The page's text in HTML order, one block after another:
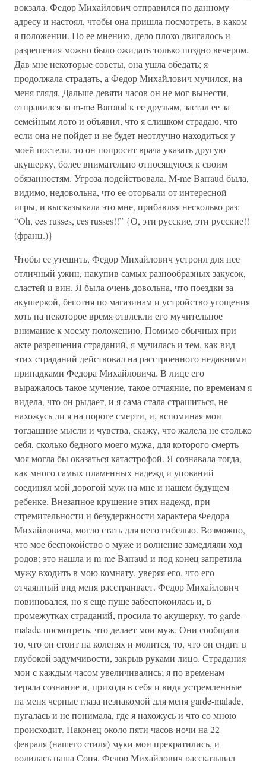
вокзала. Федор Михайлович отправился по данному
адресу и настоял, чтобы она пришла посмотреть, в каком
я положении. По ее мнению, дело плохо двигалось и
разрешения можно было ожидать только поздно вечером.
Дав мне некоторые советы, она ушла обедать; я
продолжала страдать, а Федор Михайлович мучился, на
меня глядя. Дальше девяти часов он не мог вынести,
отправился за m-me Barraud к ее друзьям, застал ее за
семейным лото и объявил, что я слишком страдаю, что
если она не пойдет и не будет неотлучно находиться у
моей постели, то он попросит врача указать другую
акушерку, более внимательно относящуюся к своим
обязанностям. Угроза подействовала. M-me Barraud была,
видимо, недовольна, что ее оторвали от интересной
игры, и высказывала это мне, прибавляя несколько раз:
“Oh, ces russes, ces russes!!” {О, эти русские, эти русские!!
(франц.)}
Чтобы ее утешить, Федор Михайлович устроил для нее
отличный ужин, накупив самых разнообразных закусок,
сластей и вин. Я была очень довольна, что поездки за
акушеркой, беготня по магазинам и устройство угощения
хоть на некоторое время отвлекли его мучительное
внимание к моему положению. Помимо обычных при
акте разрешения страданий, я мучилась и тем, как вид
этих страданий действовал на расстроенного недавними
припадками Федора Михайловича. В лице его
выражалось такое мучение, такое отчаяние, по временам я
видела, что он рыдает, и я сама стала страшиться, не
нахожусь ли я на пороге смерти, и, вспоминая мои
тогдашние мысли и чувства, скажу, что жалела не столько
себя, сколько бедного моего мужа, для которого смерть
моя могла бы оказаться катастрофой. Я сознавала тогда,
как много самых пламенных надежд и упований
соединял мой дорогой муж на мне и нашем будущем
ребенке. Внезапное крушение этих надежд, при
стремительности и безудержности характера Федора
Михайловича, могло стать для него гибелью. Возможно,
что мое беспокойство о муже и волнение замедляли ход
родов: это нашла и m-me Barraud и под конец запретила
мужу входить в мою комнату, уверяя его, что его
отчаянный вид меня расстраивает. Федор Михайлович
повиновался, но я еще пуще забеспокоилась и, в
промежутках страданий, просила то акушерку, то garde-
malade посмотреть, что делает мои муж. Они сообщали
то, что он стоит на коленях и молится, то, что он сидит в
глубокой задумчивости, закрыв руками лицо. Страдания
мои с каждым часом увеличивались; я по временам
теряла сознание и, приходя в себя и видя устремленные
на меня черные глаза незнакомой для меня garde-malade,
пугалась и не понимала, где я нахожусь и что со мною
происходит. Наконец около пяти часов ночи на 22
февраля (нашего стиля) муки мои прекратились, и
родилась наша Соня. Федор Михайлович рассказывал